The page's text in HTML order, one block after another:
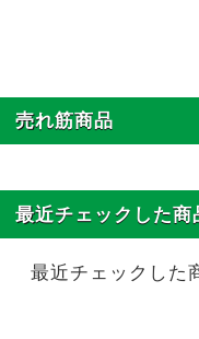
売れ筋商品
最近チェックした商
最近チェックした